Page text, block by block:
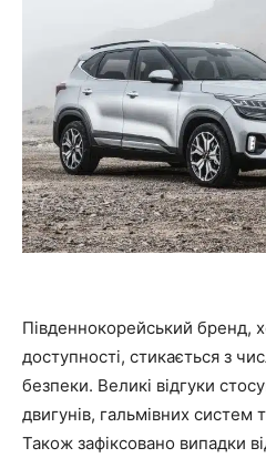
Південнокорейський бренд,
доступності, стикається з
безпеки. Великі відгуки
двигунів, гальмівних систем
Також зафіксовано випадки